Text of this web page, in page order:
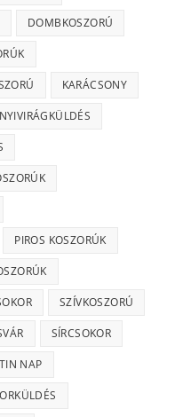
DOMBKOSZORÚ
KARÁCSONY
PIROS KOSZORÚK
SZÍVKOSZORÚ
SÍRCSOKOR
NAP